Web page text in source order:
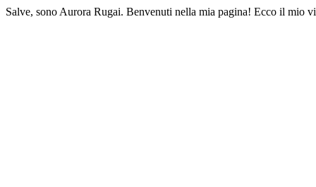
Salve, sono Aurora Rugai. Benvenuti nella mia pagina! Ecco il mio